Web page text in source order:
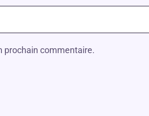
prochain commentaire.